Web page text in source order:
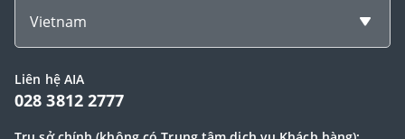
Vietnam
Liên hệ AIA
028 3812 2777